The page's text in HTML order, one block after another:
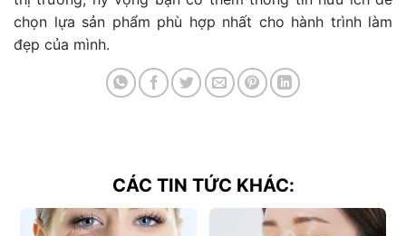
chọn lựa sản phẩm phù hợp nhất cho hành trình làm
đẹp của mình.
CÁC TIN TỨC KHÁC: